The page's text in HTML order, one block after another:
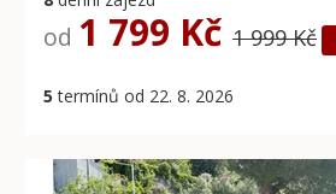
od 1 799 Kč 1 999 Kč
5 termínů od 22. 8. 2026